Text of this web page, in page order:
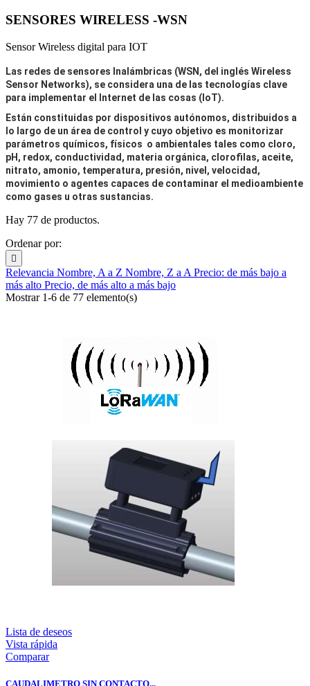
SENSORES WIRELESS -WSN
Sensor Wireless digital para IOT
Las redes de sensores Inalámbricas (WSN, del inglés Wireless
Sensor Networks), se considera una de las tecnologías clave
para implementar el Internet de las cosas (IoT).
Están constituidas por dispositivos autónomos, distribuidos a
lo largo de un área de control y cuyo objetivo es monitorizar
parámetros químicos, físicos o ambientales tales como cloro,
pH, redox, conductividad, materia orgánica, clorofilas, aceite,
nitrato, amonio, temperatura, presión, nivel, velocidad,
movimiento o agentes capaces de contaminar el medioambiente
como gases u otras sustancias.
Hay 77 de productos.
Ordenar por:

Relevancia Nombre, A a Z Nombre, Z a A Precio: de más bajo a
más alto Precio, de más alto a más bajo
Mostrar 1-6 de 77 elemento(s)
Lista de deseos
Vista rápida
Comparar
CAUDALIMETRO SIN CONTACTO...